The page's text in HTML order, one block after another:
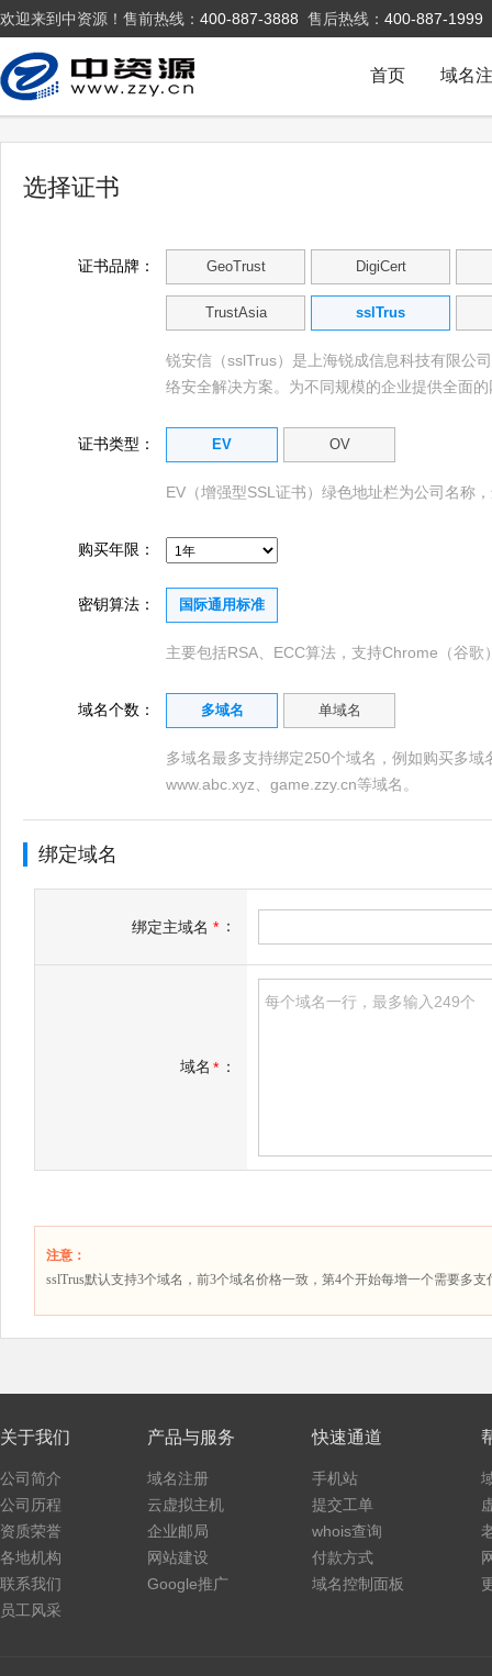
欢迎来到中资源！售前热线： 400-887-3888 售后热线： 400-887-1999
域名
首页
选择证书
证书品牌： GeoTrust DigiCert
TrustAsia sslTrus
锐安信（sslTrus）是上海锐成信息科技有限公
络安全解决方案。为不同规模的企业提供全面
证书类型： EV OV
EV（增强型SSL证书）绿色地址栏为公司名称
购买年限：
密钥算法： 国际通用标准
主要包括RSA、ECC算法，支持Chrome（谷
域名个数： 多域名 单域名
多域名最多支持绑定250个域名，例如购买多
www.abc.xyz、game.zzy.cn等域名。
绑定域名
绑定主域名 * ：
域名 * ：
注意：
sslTrus默认支持3个域名，前3个域名价格一致，第4个开始每增一个需要多支
关于我们
公司简介
公司历程
资质荣誉
各地机构
联系我们
员工风采
产品与服务
域名注册
云虚拟主机
企业邮局
网站建设
Google推广
快速通道
手机站
提交工单
whois查询
付款方式
域名控制面板